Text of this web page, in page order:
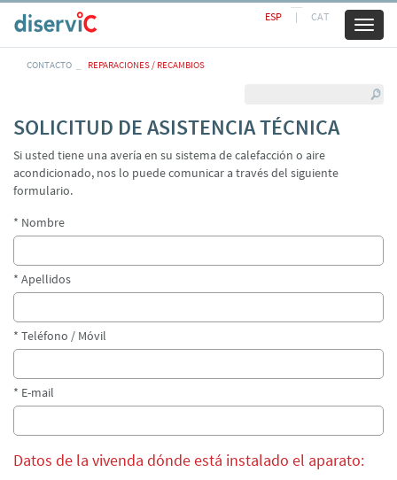
ESP | CAT
CONTACTO REPARACIONES / RECAMBIOS
SOLICITUD DE ASISTENCIA TÉCNICA
Si usted tiene una avería en su sistema de calefacción o aire
acondicionado, nos lo puede comunicar a través del siguiente
formulario.
* Nombre
* Apellidos
* Teléfono / Móvil
* E-mail
Datos de la vivenda dónde está instalado el aparato: